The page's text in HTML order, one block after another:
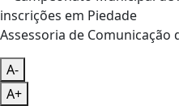
Assessoria de Comunicação
A-
A+